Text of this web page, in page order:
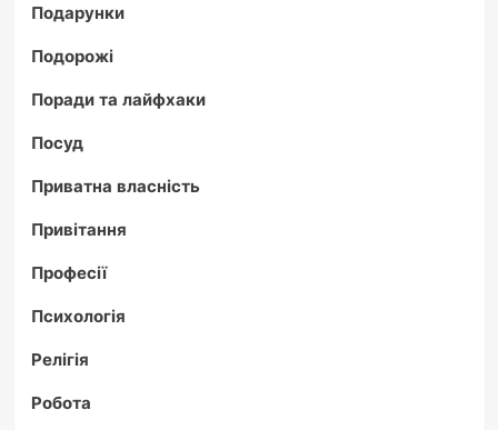
Подарунки
Подорожі
Поради та лайфхаки
Посуд
Приватна власність
Привітання
Професії
Психологія
Релігія
Робота